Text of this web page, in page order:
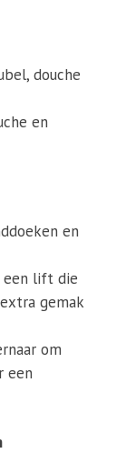
douche
en
en
een lift die
gemak
om
een